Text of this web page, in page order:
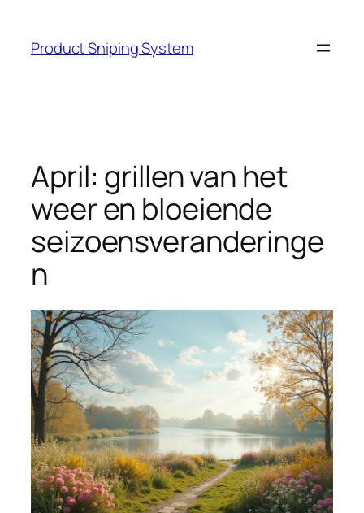
content
Product Sniping System
April: grillen van het
weer en bloeiende
seizoensveranderinge
n